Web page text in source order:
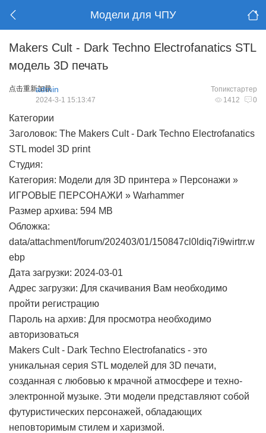
Модели для ЧПУ
Makers Cult - Dark Techno Electrofanatics STL
модель 3D печать
点击重新加载 Топикстартер
admin
1412 0
2024-3-1 15:13:47
Категории
Заголовок: The Makers Cult - Dark Techno Electrofanatics
STL model 3D print
Студия:
Категория: Модели для 3D принтера » Персонажи »
ИГРОВЫЕ ПЕРСОНАЖИ » Warhammer
Размер архива: 594 MB
Обложка:
data/attachment/forum/202403/01/150847cl0ldiq7i9wirtrr.w
ebp
Дата загрузки: 2024-03-01
Адрес загрузки: Для скачивания Вам необходимо
пройти регистрацию
Пароль на архив: Для просмотра необходимо
авторизоваться
Makers Cult - Dark Techno Electrofanatics - это
уникальная серия STL моделей для 3D печати,
созданная с любовью к мрачной атмосфере и техно-
электронной музыке. Эти модели представляют собой
футуристических персонажей, обладающих
неповторимым стилем и харизмой.